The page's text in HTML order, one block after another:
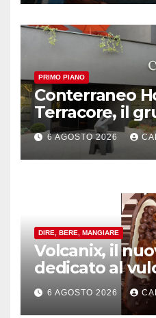
PRIMO PIANO
Conterraneo
Terracore, il
amplia l’ ospitalità
alle porte di
6 AGOSTO 2026
DIRE, BERE, MANGIARE
Volcanix, il
dedicato al
è nato a
6 AGOSTO 2026